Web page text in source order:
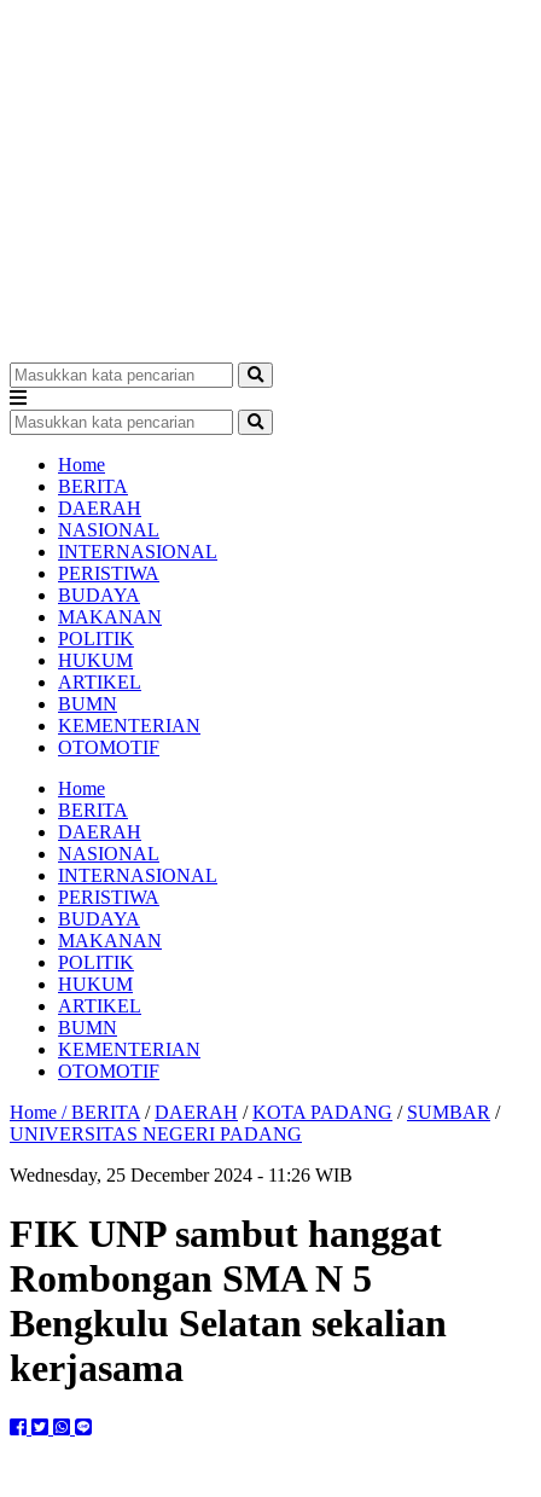
Home
BERITA
DAERAH
NASIONAL
INTERNASIONAL
PERISTIWA
BUDAYA
MAKANAN
POLITIK
HUKUM
ARTIKEL
BUMN
KEMENTERIAN
OTOMOTIF
Home
BERITA
DAERAH
NASIONAL
INTERNASIONAL
PERISTIWA
BUDAYA
MAKANAN
POLITIK
HUKUM
ARTIKEL
BUMN
KEMENTERIAN
OTOMOTIF
Home /BERITA /DAERAH /KOTA PADANG / SUMBAR /
UNIVERSITAS NEGERI PADANG
Wednesday, 25 December 2024 - 11:26 WIB
FIK UNP sambut hanggat
Rombongan SMA N 5
Bengkulu Selatan sekalian
kerjasama